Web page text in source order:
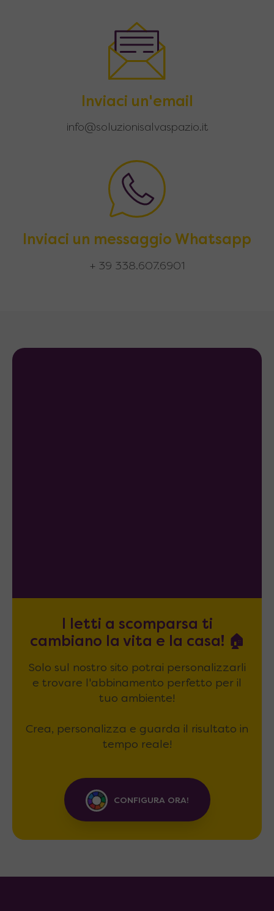
Inviaci un'email
info@soluzionisalvaspazio.it
Inviaci un messaggio Whatsapp
+ 39 338.607.6901
I letti a scomparsa ti
cambiano la vita e la casa! 🏠
Solo sul nostro sito potrai personalizzarli
e trovare l'abbinamento perfetto per il
tuo ambiente!
Crea, personalizza e guarda il risultato in
tempo reale!
CONFIGURA ORA!